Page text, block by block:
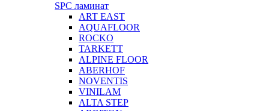
SPC ламинат
ART EAST
AQUAFLOOR
ROCKO
TARKETT
ALPINE FLOOR
ABERHOF
NOVENTIS
VINILAM
ALTA STEP